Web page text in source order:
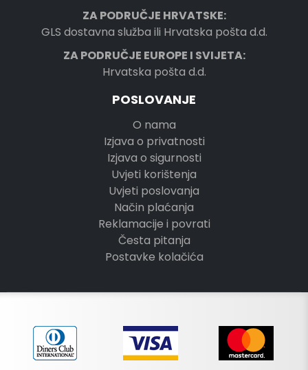
ZA PODRUČJE HRVATSKE:
GLS dostavna služba ili Hrvatska pošta d.d.
ZA PODRUČJE EUROPE I SVIJETA:
Hrvatska pošta d.d.
POSLOVANJE
O nama
Izjava o privatnosti
Izjava o sigurnosti
Uvjeti korištenja
Uvjeti poslovanja
Način plaćanja
Reklamacije i povrati
Česta pitanja
Postavke kolačića